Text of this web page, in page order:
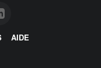
AIDE